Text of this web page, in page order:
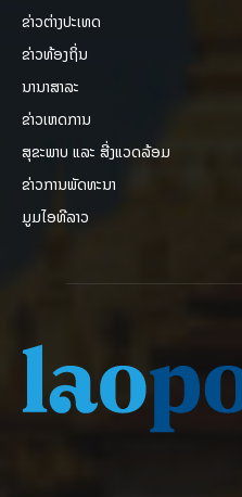
ຂ່າວຕ່າງປະເທດ
ຂ່າວທ້ອງຖິ່ນ
ນານາສາລະ
ຂ່າວເຫດການ
ສຸຂະພາບ ແລະ ສີ່ງແວດລ້ອມ
ຂ່າວການພັດທະນາ
ມູມໄອທີລາວ